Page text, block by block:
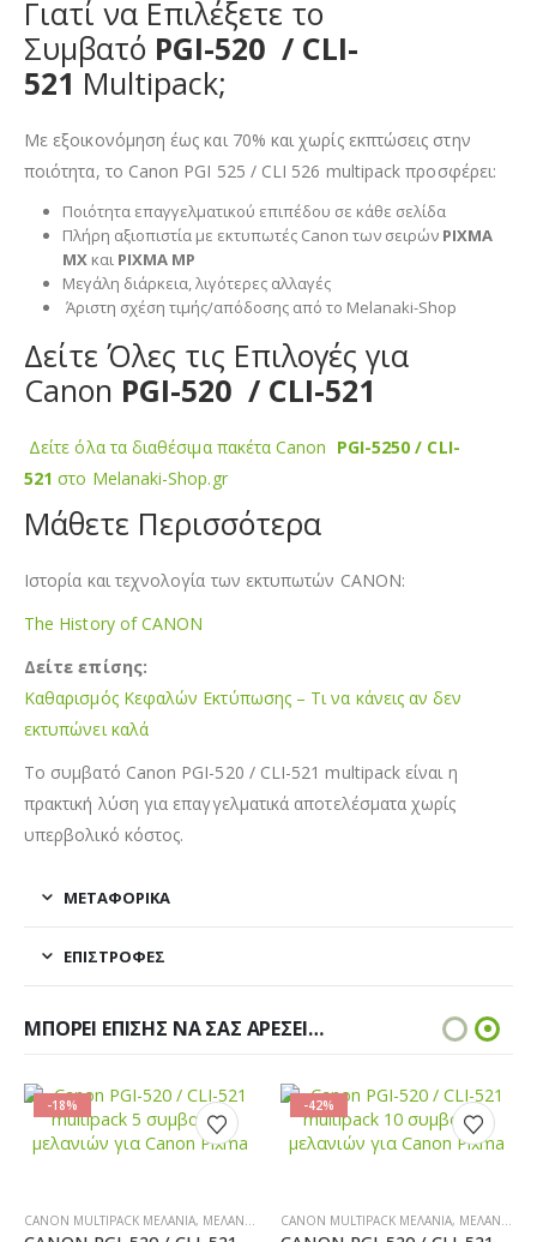
Γιατί να Επιλέξετε το
Συμβατό PGI-520 / CLI-
521 Multipack;
Με εξοικονόμηση έως και 70% και χωρίς εκπτώσεις στην
ποιότητα, το Canon PGI 525 / CLI 526 multipack προσφέρει:
Ποιότητα επαγγελματικού επιπέδου σε κάθε σελίδα
Πλήρη αξιοπιστία με εκτυπωτές Canon των σειρών PIXMA
MX και PIXMA MP
Μεγάλη διάρκεια, λιγότερες αλλαγές
Άριστη σχέση τιμής/απόδοσης από το Melanaki-Shop
Δείτε Όλες τις Επιλογές για
Canon PGI-520 / CLI-521
Δείτε όλα τα διαθέσιμα πακέτα Canon PGI-5250 / CLI-
521στο Melanaki-Shop.gr
Μάθετε Περισσότερα
Ιστορία και τεχνολογία των εκτυπωτών CANON:
The History of CANON
Δείτε επίσης:
Καθαρισμός Κεφαλών Εκτύπωσης – Τι να κάνεις αν δεν
εκτυπώνει καλά
Το συμβατό Canon PGI-520 / CLI-521 multipack είναι η
πρακτική λύση για επαγγελματικά αποτελέσματα χωρίς
υπερβολικό κόστος.
ΜΕΤΑΦΟΡΙΚΆ
ΕΠΙΣΤΡΟΦΈΣ
ΜΠΟΡΕΊ ΕΠΊΣΗΣ ΝΑ ΣΑΣ ΑΡΈΣΕΙ…
ΜΕΛΆΝΙΑ ΕΚΤΥΠΩΤΏΝ
,MULTIPACK ΜΕΛΆΝΙΑ,CANON MULTIPACK ΜΕΛΆΝΙΑ
-18%
CANON MULTIPACK ΜΕΛΆΝΙΑ, ΜΕΛΆΝΙΑ ΕΚΤΥΠΩΤΏΝ ,MULTIPACK ΜΕΛΆΝΙΑ ,CANON
-42%
CANON MULTIPACK ΜΕΛΆΝΙΑ, ΜΕΛΆΝΙΑ ΕΚΤΥΠΩΤΏΝ